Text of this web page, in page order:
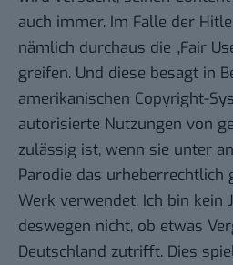
auch immer. Im Falle der
nämlich durchaus die „Fair
greifen. Und diese besagt in
amerikanischen Copyright-
autorisierte Nutzungen von
zulässig ist, wenn sie unter
Parodie das urheberrechtlich
Werk verwendet. Ich bin kein
deswegen nicht, ob etwas
Deutschland zutrifft. Dies